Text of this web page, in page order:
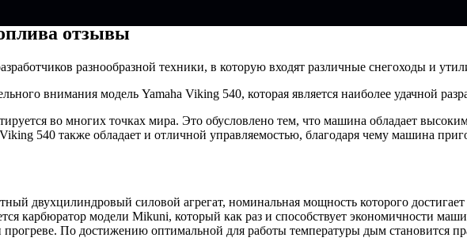
отзывы
разнообразной техники, в которую входят различные снегоходы и
внимания модель Yamaha Viking 540, которая является наиболее удачной
во многих точках мира. Это обусловлено тем, что машина обладает
540 также обладает и отличной управляемостью, благодаря чему машина
двухцилиндровый силовой агрегат, номинальная мощность которого достигает
карбюратор модели Mikuni, который как раз и способствует экономичности
По достижению оптимальной для работы температуры дым становится